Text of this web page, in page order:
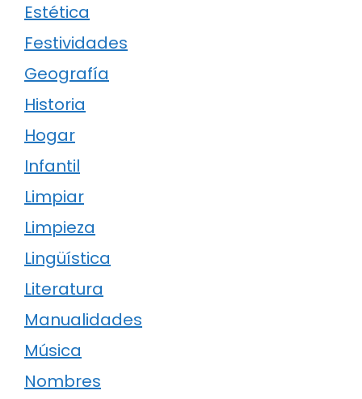
Estética
Festividades
Geografía
Historia
Hogar
Infantil
Limpiar
Limpieza
Lingüística
Literatura
Manualidades
Música
Nombres